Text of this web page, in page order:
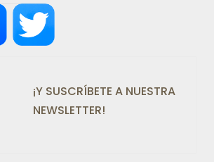
¡Y SUSCRÍBETE A NUESTRA
NEWSLETTER!